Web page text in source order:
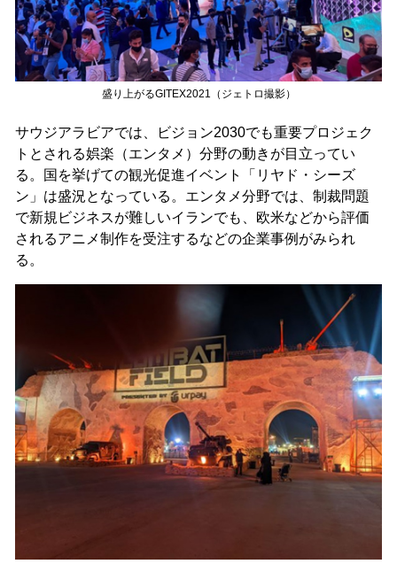
盛り上がるGITEX2021（ジェトロ撮影）
サウジアラビアでは、ビジョン2030でも重要プロジェク
トとされる娯楽（エンタメ）分野の動きが目立ってい
る。国を挙げての観光促進イベント「リヤド・シーズ
ン」は盛況となっている。エンタメ分野では、制裁問題
で新規ビジネスが難しいイランでも、欧米などから評価
されるアニメ制作を受注するなどの企業事例がみられ
る。